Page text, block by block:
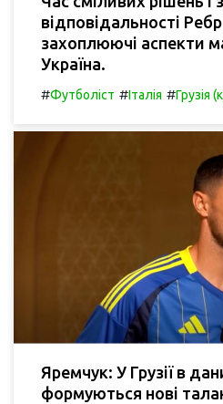
відповідальності
захоплюючі аспекти
Україна.
#Футболіст #Італія #Грузія
Яремчук: У Грузії в
формуються нові